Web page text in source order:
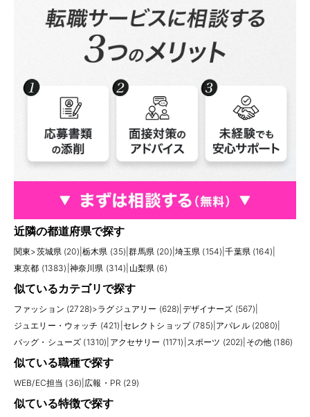
近隣の都道府県で探す
関東>茨城県 (20) 栃木県 (35) |群馬県 (20) 埼玉県 (154) |千葉県 (164)
東京都 (1383) 神奈川県 (314) 山梨県 (6)
似ているカテゴリで探す
ファッション (2728)>ラグジュアリー (628) デザイナーズ (567)
ジュエリー・ウォッチ (421) セレクトショップ (785) アパレル (2080)
バッグ・シューズ (1310) アクセサリー (1171) スポーツ (202) その他 (186)
似ている職種で探す
WEB/EC担当 (36) 広報・PR (29)
似ている特徴で探す